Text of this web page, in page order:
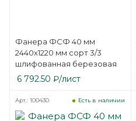
Фанера ФСФ 40 мм
2440х1220 мм сорт 3/3
шлифованная березовая
6 792.50 ₽/лист
Есть в наличии
Арт.: 100430